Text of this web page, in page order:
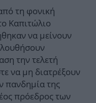
τη φονική
Καπιτώλιο
να μείνουν
την τελετή
να μη διατρέξουν
πανδημία της
πρόεδρος των